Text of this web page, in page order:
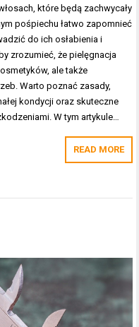
które będą zachwycały
pośpiechu łatwo zapomnieć
do ich osłabienia i
zrozumieć, że pielęgnacja
ale także
Warto poznać zasady,
kondycji oraz skuteczne
W tym artykule…
READ MORE